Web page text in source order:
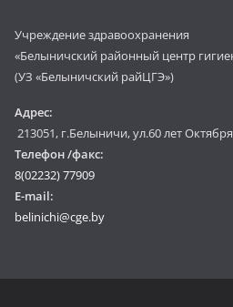
Учреждение здравоохранения
«Белыничский районный центр
(УЗ «Белыничский райЦГЭ»)
Адрес:
213051, г.Белыничи, ул.60 лет
Телефон /факс:
8(02232) 77909
E-mail:
belinichi@cge.by